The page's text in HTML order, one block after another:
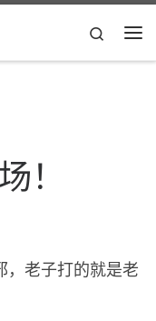
Search
！
，老子打的就是老